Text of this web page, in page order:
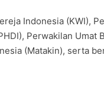
Indonesia (KWI),
Perwakilan Umat
(Matakin), serta